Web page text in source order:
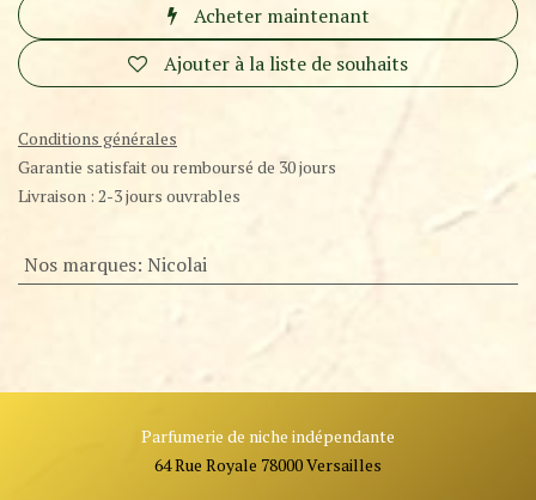
Acheter maintenant
Ajouter à la liste de souhaits
Conditions générales
Garantie satisfait ou remboursé de 30 jours
Livraison : 2-3 jours ouvrables
Nos marques: Nicolai
Parfumerie de niche indépendante
64 Rue Royale 78000 Versailles